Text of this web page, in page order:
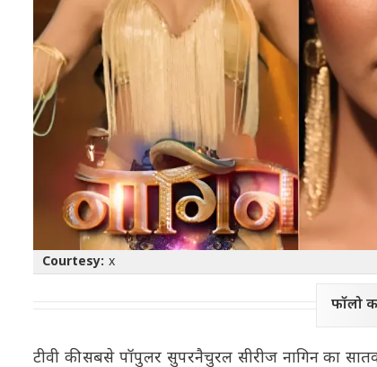
Courtesy: x
फॉलो
टीवी की सबसे पॉपुलर सुपरनैचुरल सीरीज नागिन का